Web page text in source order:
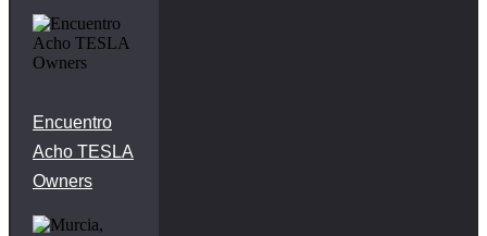
Encuentro
Acho TESLA
Owners